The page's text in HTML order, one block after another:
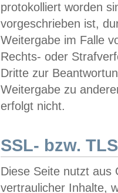
protokolliert worden
vorgeschrieben ist,
Weitergabe im Falle
Rechts- oder
Dritte zur
Weitergabe zu
erfolgt nicht.
SSL- bzw.
Diese Seite nutzt aus
vertraulicher Inhalte,